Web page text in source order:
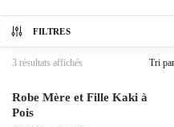
FILTRES
3 résultats affichés
Robe Mère et Fille Kaki à
Pois